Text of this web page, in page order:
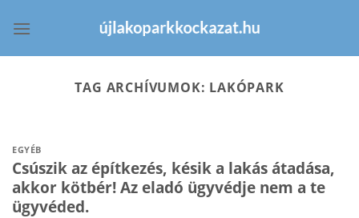
TAG ARCHÍVUMOK: LAKÓPARK
EGYÉB
Csúszik az építkezés, késik a lakás átadása,
akkor kötbér! Az eladó ügyvédje nem a te
ügyvéded.